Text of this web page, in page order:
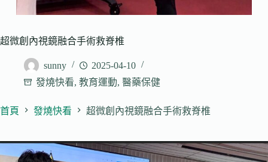
超微創內視鏡融合手術救脊椎
sunny
2025-04-10
發燒快看, 教育運動, 醫藥保健
首頁 發燒快看 超微創內視鏡融合手術救脊椎